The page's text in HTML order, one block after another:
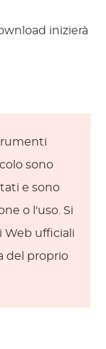
inizierà
sono
e sono
o l'uso. Si
Web ufficiali
del proprio